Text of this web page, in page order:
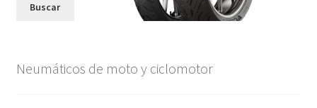
Buscar
Neumáticos de moto y ciclomotor